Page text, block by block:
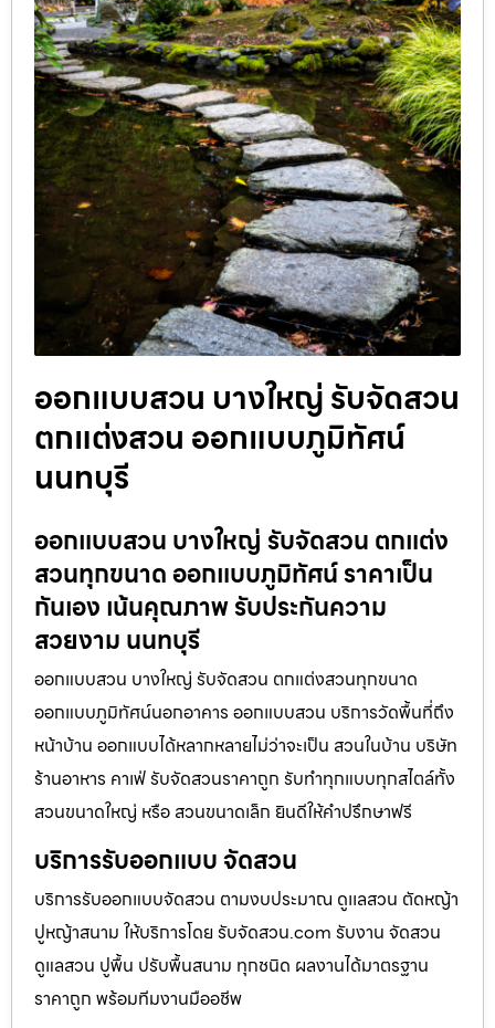
ออกแบบสวน บางใหญ่ รับจัดสวน
ตกแต่งสวน ออกแบบภูมิทัศน์
นนทบุรี
ออกแบบสวน บางใหญ่ รับจัดสวน ตกแต่ง
สวนทุกขนาด ออกแบบภูมิทัศน์ ราคาเป็น
กันเอง เน้นคุณภาพ รับประกันความ
สวยงาม นนทบุรี
ออกแบบสวน บางใหญ่ รับจัดสวน ตกแต่งสวนทุกขนาด
ออกแบบภูมิทัศน์นอกอาคาร ออกแบบสวน บริการวัดพื้นที่ถึง
หน้าบ้าน ออกแบบได้หลากหลายไม่ว่าจะเป็น สวนในบ้าน บริษัท
ร้านอาหาร คาเฟ่ รับจัดสวนราคาถูก รับทำทุกแบบทุกสไตล์ทั้ง
สวนขนาดใหญ่ หรือ สวนขนาดเล็ก ยินดีให้คำปรึกษาฟรี
บริการรับออกแบบ จัดสวน
บริการรับออกแบบจัดสวน ตามงบประมาณ ดูเเลสวน ตัดหญ้า
ปูหญ้าสนาม ให้บริการโดย รับจัดสวน.com รับงาน จัดสวน
ดูแลสวน ปูพื้น ปรับพื้นสนาม ทุกชนิด ผลงานได้มาตรฐาน
ราคาถูก พร้อมทีมงานมืออชีพ